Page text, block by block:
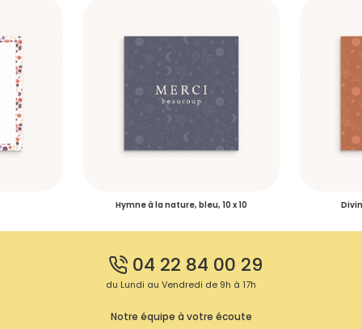
Hymne à la nature, bleu, 10 x 10
04 22 84 00 29
du Lundi au Vendredi de 9h à 17h
Notre équipe à votre écoute